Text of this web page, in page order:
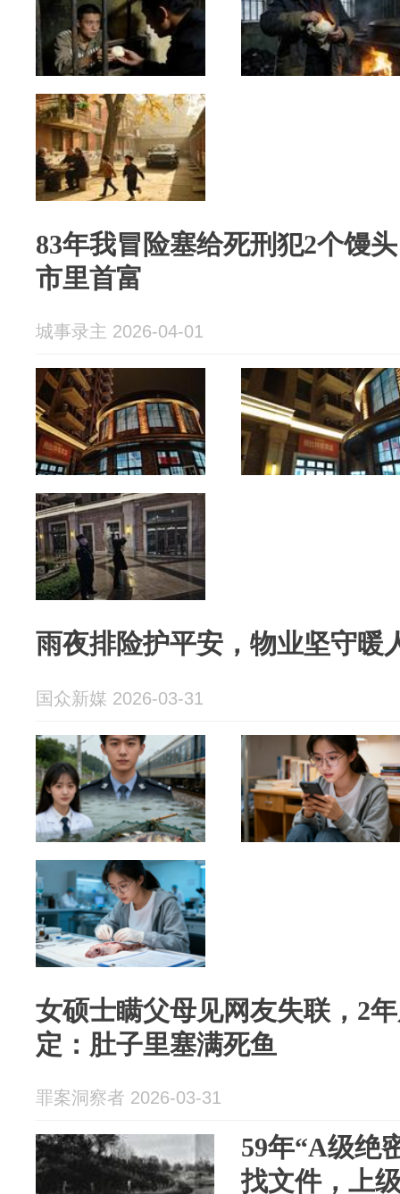
83年我冒险塞给死刑犯2个馒
市里首富
城事录主 2026-04-01
雨夜排险护平安，物业坚守暖
国众新媒 2026-03-31
女硕士瞒父母见网友失联，2
定：肚子里塞满死鱼
罪案洞察者 2026-03-31
59年“A级绝
找文件，上